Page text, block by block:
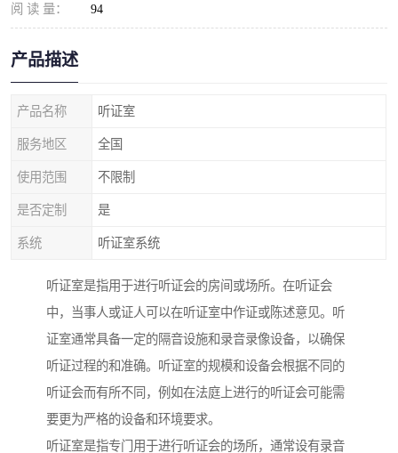
阅 读 量： 94
产品描述
产品名称 听证室
服务地区 全国
使用范围 不限制
是否定制 是
系统 听证室系统
听证室是指用于进行听证会的房间或场所。在听证会
中，当事人或证人可以在听证室中作证或陈述意见。听
证室通常具备一定的隔音设施和录音录像设备，以确保
听证过程的和准确。听证室的规模和设备会根据不同的
听证会而有所不同，例如在法庭上进行的听证会可能需
要更为严格的设备和环境要求。
听证室是指专门用于进行听证会的场所，通常设有录音